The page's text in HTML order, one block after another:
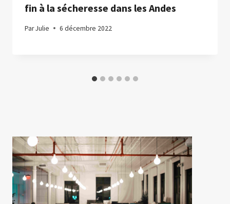
fin à la sécheresse dans les Andes
ParJulie 6 décembre 2022